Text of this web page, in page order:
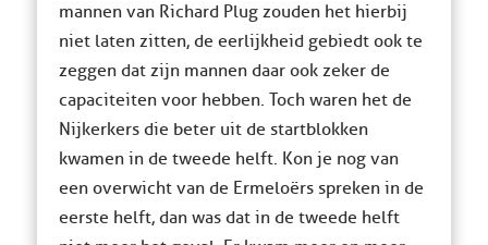
mannen van Richard Plug zouden het hierbij
niet laten zitten, de eerlijkheid gebiedt ook te
zeggen dat zijn mannen daar ook zeker de
capaciteiten voor hebben. Toch waren het de
Nijkerkers die beter uit de startblokken
kwamen in de tweede helft. Kon je nog van
een overwicht van de Ermeloërs spreken in de
eerste helft, dan was dat in de tweede helft